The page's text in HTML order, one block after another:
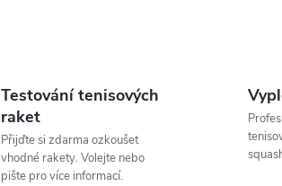
Testování tenisových
raket
Přijďte si zdarma ozkoušet
vhodné rakety. Volejte nebo
pište pro více informací.